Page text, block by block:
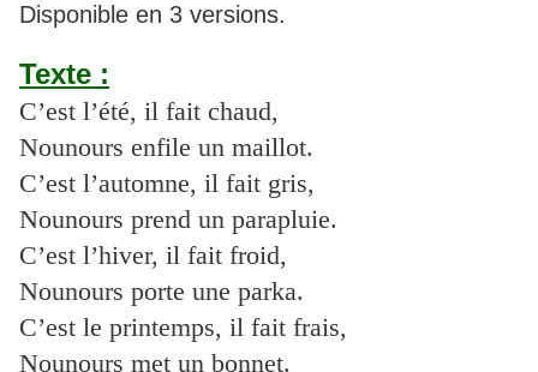
Disponible en 3 versions.
Texte :
C’est l’été, il fait chaud,
Nounours enfile un maillot.
C’est l’automne, il fait gris,
Nounours prend un parapluie.
C’est l’hiver, il fait froid,
Nounours porte une parka.
C’est le printemps, il fait frais,
Nounours met un bonnet.